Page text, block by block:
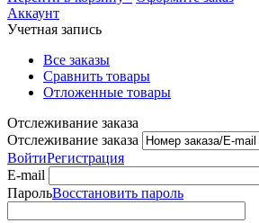
Аккаунт
Учетная запись
Все заказы
Сравнить товары
Отложенные товары
Отслеживание заказа
Отслеживание заказа
ВойтиРегистрация
E-mail
ПарольВосстановить пароль